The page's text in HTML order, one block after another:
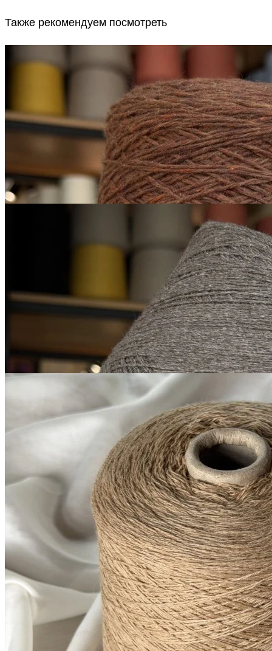
Также рекомендуем посмотреть
В наличии 5695 гр
Scotland
меринос 100%
450 м/100 гкоричневый, умбра жженая
650₽
за 100 г
Купить
як 50%, кашемир 15%, шёлк 20%,
серо-коричневый
1 900₽
Купить
G&G Filati
Millefili
кашемир 30%, меринос экстрафайн
суперджилонг 70%
750 м/100 гкорица
1 050₽
за 100 г
Купить
Показать еще
© 2026
Filato Italiano
Мы в соцсетях
Мы используем файлы cookie,